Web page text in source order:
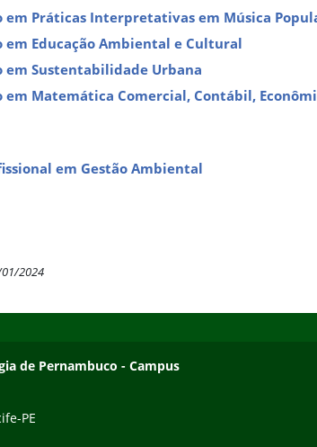
em Práticas Interpretativas em Música
em Educação Ambiental e Cultural
em Sustentabilidade Urbana
em Matemática Comercial, Contábil,
em Gestão Ambiental
2024
de Pernambuco - Campus
PE